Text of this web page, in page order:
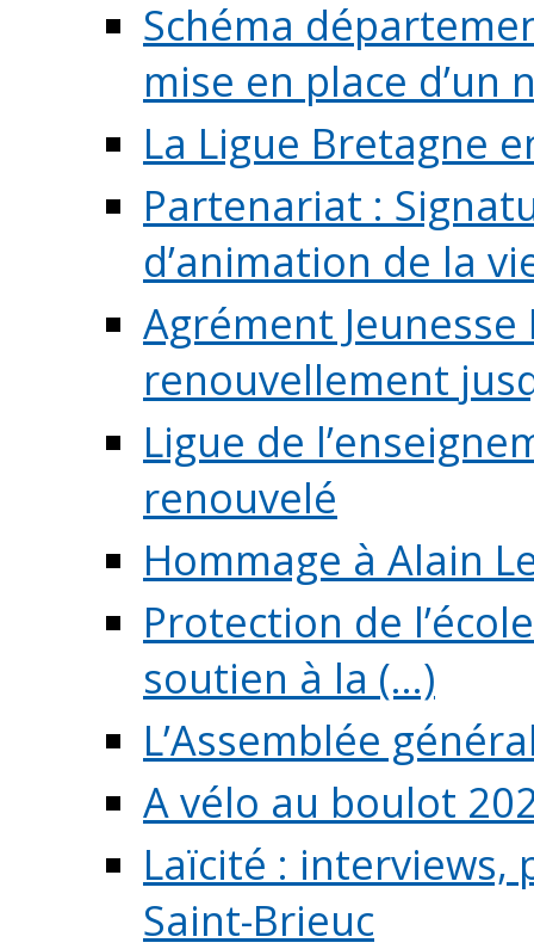
Schéma
mise en place d’un
La Ligue Bretagne
Partenariat :
d’animation de la
Agrément
renouvellement
Ligue de
renouvelé
Hommage à Alain
Protection de
soutien à la (...)
L’Assemblée
A vélo au boulot
Laïcité :
Saint-Brieuc